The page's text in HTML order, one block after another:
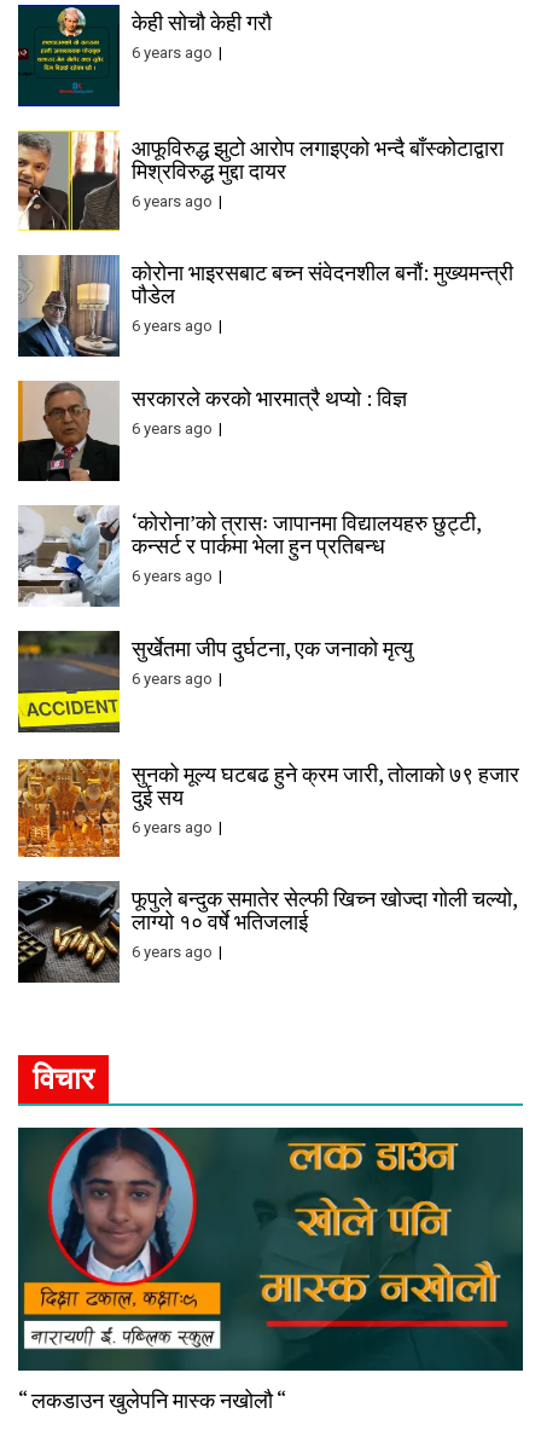
केही सोचौ केही गरौ
6 years ago
आफूविरुद्ध झुटो आरोप लगाइएको भन्दै बाँस्कोटाद्वारा
मिश्रविरुद्ध मुद्दा दायर
6 years ago
कोरोना भाइरसबाट बच्न संवेदनशील बनौं: मुख्यमन्त्री
पौडेल
6 years ago
सरकारले करको भारमात्रै थप्यो : विज्ञ
6 years ago
‘कोरोना’को त्रासः जापानमा विद्यालयहरु छुट्टी,
कन्सर्ट र पार्कमा भेला हुन प्रतिबन्ध
6 years ago
सुर्खेतमा जीप दुर्घटना, एक जनाको मृत्यु
6 years ago
सुनको मूल्य घटबढ हुने क्रम जारी, तोलाको ७९ हजार
दुई सय
6 years ago
फूपुले बन्दुक समातेर सेल्फी खिच्न खोज्दा गोली चल्यो,
लाग्यो १० वर्षे भतिजलाई
6 years ago
विचार
“ लकडाउन खुलेपनि मास्क नखोलौ “